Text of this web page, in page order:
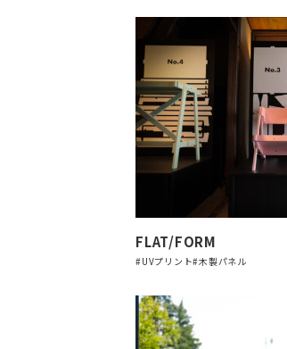
FLAT/FORM
#UVプリント#木製パネル